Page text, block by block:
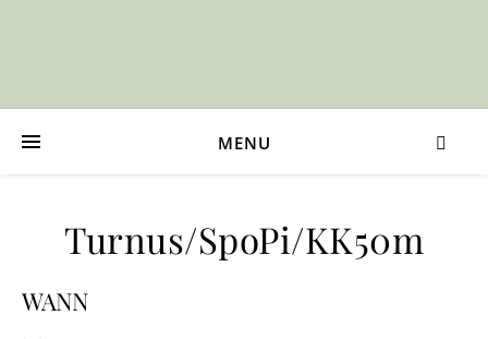
MENU
Turnus/SpoPi/KK50m
WANN